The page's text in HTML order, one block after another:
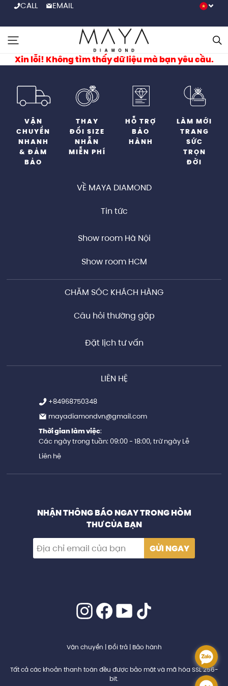
.
CALL EMAIL
Xin lỗi! Không tìm thấy dữ liệu mà bạn yêu cầu.
VẬN
CHUYỂN
NHANH
& ĐẢM
BẢO
THAY
ĐỔI SIZE
NHẪN
MIỄN PHÍ
HỖ TRỢ
BẢO
HÀNH
LÀM MỚI
TRANG
SỨC
TRỌN
ĐỜI
VỀ MAYA DIAMOND
Tin tức
Show room Hà Nội
Show room HCM
CHĂM SÓC KHÁCH HÀNG
Câu hỏi thường gặp
Đặt lịch tư vấn
LIÊN HỆ
+84968750348
mayadiamondvn@gmail.com
Thời gian làm việc:
Các ngày trong tuần: 09:00 - 18:00, trừ ngày Lễ
Liên hệ
NHẬN THÔNG BÁO NGAY TRONG HÒM
THƯ CỦA BẠN
GỬI NGAY
Vận chuyển |Đổi trả | Bảo hành
Tất cả các khoản thanh toán đều được bảo mật và mã hóa SSL 256-
bit.